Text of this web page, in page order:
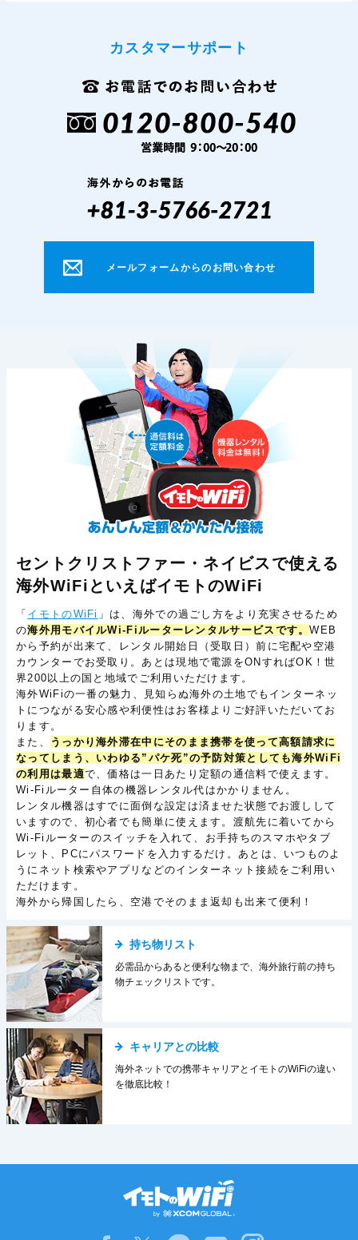
カスタマーサポート
メールフォームからのお問い合わせ
セントクリストファー・ネイビスで使える
海外WiFiといえばイモトのWiFi
「 イモトのWiFi 」は、海外での過ごし方をより充実させるため
の海外用モバイルWi-Fiルーターレンタルサービスです。WEB
から予約が出来て、レンタル開始日（受取日）前に宅配や空港
カウンターでお受取り。あとは現地で電源をONすればOK！世
界200以上の国と地域でご利用いただけます。
海外WiFiの一番の魅力、見知らぬ海外の土地でもインターネッ
トにつながる安心感や利便性はお客様よりご好評いただいてお
ります。
また、
うっかり海外滞在中にそのまま携帯を使って高額請求に
なってしまう、いわゆる”パケ死”の予防対策としても海外WiFi
の利用は最適で、価格は一日あたり定額の通信料で使えます。
Wi-Fiルーター自体の機器レンタル代はかかりません。
レンタル機器はすでに面倒な設定は済ませた状態でお渡しして
いますので、初心者でも簡単に使えます。渡航先に着いてから
Wi-Fiルーターのスイッチを入れて、お手持ちのスマホやタブ
レット、PCにパスワードを入力するだけ。あとは、いつものよ
うにネット検索やアプリなどのインターネット接続をご利用い
ただけます。
海外から帰国したら、空港でそのまま返却も出来て便利！
持ち物リスト
必需品からあると便利な物まで、海外旅行前の持ち
物チェックリストです。
キャリアとの比較
海外ネットでの携帯キャリアとイモトのWiFiの違い
を徹底比較！